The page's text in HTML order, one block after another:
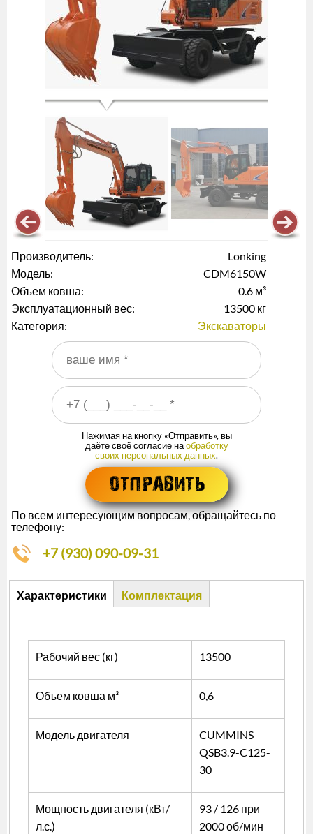
Производитель:
Lonking
Модель:
CDM6150W
Объем ковша:
0.6 м³
Эксплуатационный вес:
13500 кг
Категория:
Экскаваторы
Ваше имя
Ваш номер телефона
Нажимая на кнопку «Отправить», вы
даёте своё согласие наобработку
своих персональных данных.
По всем интересующим вопросам, обращайтесь по
телефону:
+7 (930) 090-09-31
Описание
Характеристики
Комплектация
Рабочий вес (кг) 13500
Объем ковша м³ 0,6
Модель двигателя
CUMMINS
QSB3.9-C125-
30
Мощность двигателя (кВт/
л.с.)
93 / 126 при
2000 об/мин